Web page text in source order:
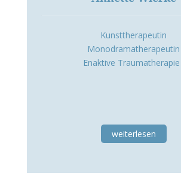
Kunsttherapeutin
Monodramatherapeutin
Enaktive Traumatherapie
weiterlesen